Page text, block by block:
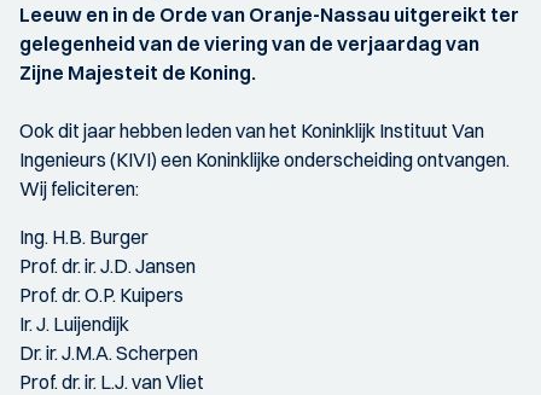
Leeuw en in de Orde van Oranje-Nassau uitgereikt ter
gelegenheid van de viering van de verjaardag van
Zijne Majesteit de Koning.
Ook dit jaar hebben leden van het Koninklijk Instituut Van
Ingenieurs (KIVI) een Koninklijke onderscheiding ontvangen.
Wij feliciteren:
Ing. H.B. Burger
Prof. dr. ir. J.D. Jansen
Prof. dr. O.P. Kuipers
Ir. J. Luijendijk
Dr. ir. J.M.A. Scherpen
Prof. dr. ir. L.J. van Vliet